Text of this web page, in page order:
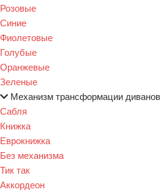
Розовые
Синие
Фиолетовые
Голубые
Оранжевые
Зеленые
Механизм трансформации диванов
Сабля
Книжка
Еврокнижка
Без механизма
Тик так
Аккордеон